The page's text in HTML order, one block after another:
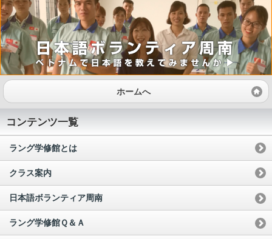
ホームへ
コンテンツ一覧
ラング学修館とは
クラス案内
日本語ボランティア周南
ラング学修館Ｑ＆Ａ